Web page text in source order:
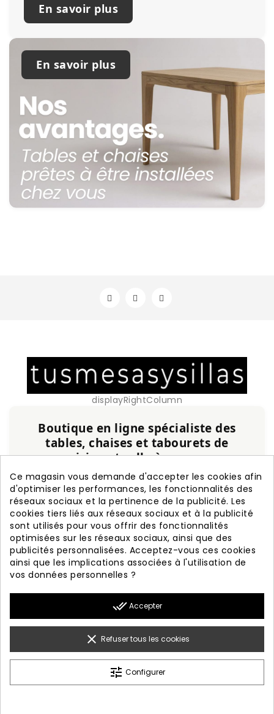
En savoir plus
En savoir plus
displayRightColumn
Boutique en ligne spécialiste des
tables, chaises et tabourets de
cuisine et salle à manger
Service personnalisé, expérience et qualité
garanties.
+20 ans d'expérience
Fabrication nationale
Garantie de 3 ans
Livraison rapide
PRODUITS 

INFORMATION 
© 2026 - Diseño Web By Optimiza
Ce magasin vous demande d'accepter les cookies afin
d'optimiser les performances, les fonctionnalités des
réseaux sociaux et la pertinence de la publicité. Les
cookies tiers liés aux réseaux sociaux et à la publicité
sont utilisés pour vous offrir des fonctionnalités
optimisées sur les réseaux sociaux, ainsi que des
publicités personnalisées. Acceptez-vous ces cookies
ainsi que les implications associées à l'utilisation de
vos données personnelles ?
done_all Accepter
clear Refuser tous les cookies
tune Configurer